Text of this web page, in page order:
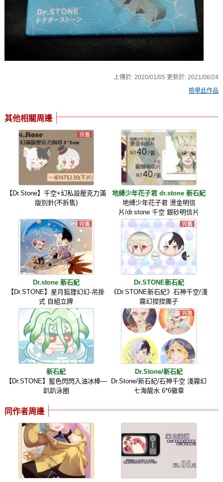
上傳於:2020/01/05 更新於:2021/06/24
檢舉此作品
其他相關周邊
【Dr.Stone】千空+幻私設壓克力滿
版別針(不拆售)
地縛少年花子君 dr.stone 新石紀
地縛少年花子君 燙金明信
片/dr.stone 千空 銀砂明信片
Dr.stone 新石紀
【Dr.STONE】星月狐狸幻幻-吊掛
式 自組立牌
Dr.STONE新石紀
《Dr.STONE新石紀》石神千空/淺
霧幻捏捏團子
新石紀
【Dr.STONE】藍色閃閃入油冰棒—
趴趴泳圈
Dr.Stone/新石紀
Dr.Stone/新石紀/石神千空 淺霧幻
七海龍水 6*6徽章
同作者周邊